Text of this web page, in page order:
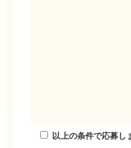
以上の条件で応募し